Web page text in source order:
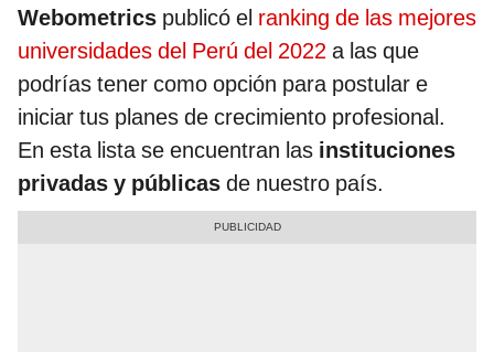
Webometrics publicó el ranking de las mejores
universidades del Perú del 2022 a las que
podrías tener como opción para postular e
iniciar tus planes de crecimiento profesional.
En esta lista se encuentran las instituciones
privadas y públicas de nuestro país.